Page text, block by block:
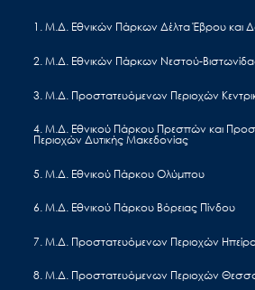
1. Μ.Δ. Εθνικών Πάρκων Δέλτα Έβρου και
2. Μ.Δ. Εθνικών Πάρκων Νεστού-
3. Μ.Δ. Προστατευόμενων Περιοχών
4. Μ.Δ. Εθνικού Πάρκου Πρεσπών και
Περιοχών Δυτικής Μακεδονίας
5. Μ.Δ. Εθνικού Πάρκου Ολύμπου
6. Μ.Δ. Εθνικού Πάρκου Βόρειας Πίνδου
7. Μ.Δ. Προστατευόμενων Περιοχών
8. Μ.Δ. Προστατευόμενων Περιοχών
Εισιτήρια
Επικοινωνία